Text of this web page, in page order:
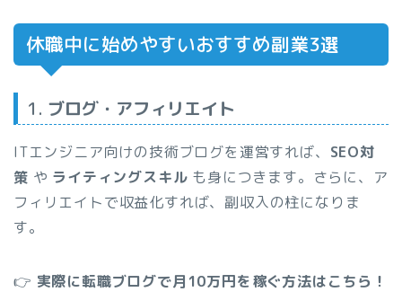
休職中に始めやすいおすすめ副業3選
1. ブログ・アフィリエイト
ITエンジニア向けの技術ブログを運営すれば、 SEO対
策 や ライティングスキル も身につきます。さらに、ア
フィリエイトで収益化すれば、副収入の柱になりま
す。
👉 実際に転職ブログで月10万円を稼ぐ方法はこちら！